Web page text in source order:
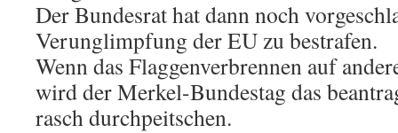
Der Bundesrat hat dann noch
Verunglimpfung der EU zu bestrafen.
Wenn das Flaggenverbrennen auf
wird der Merkel-Bundestag das
rasch durchpeitschen.